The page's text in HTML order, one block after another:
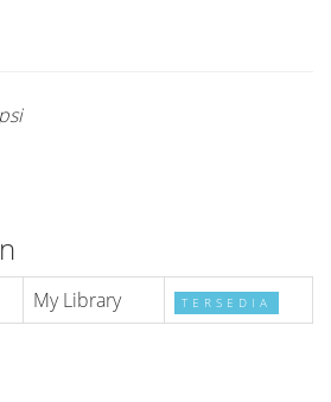
My Library TERSEDIA